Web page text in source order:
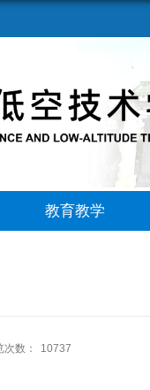
教育教学
次数： 10737